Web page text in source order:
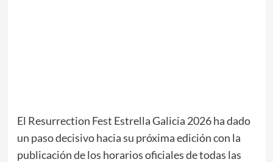
El Resurrection Fest Estrella Galicia 2026 ha dado
un paso decisivo hacia su próxima edición con la
publicación de los horarios oficiales de todas las